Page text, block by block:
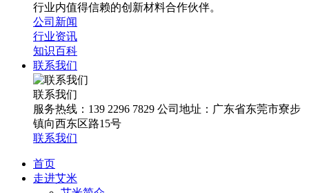
行业内值得信赖的创新材料合作伙伴。
公司新闻
行业资讯
知识百科
联系我们
联系我们
服务热线：139 2296 7829 公司地址：广东省东莞市寮步
镇向西东区路15号
联系我们
首页
走进艾米